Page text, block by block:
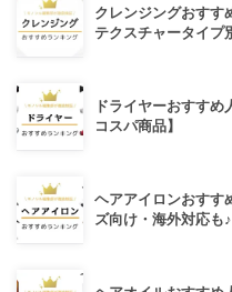
クレンジングおすす
テクスチャータイプ
ドライヤーおすすめ
コスパ商品】
ヘアアイロンおすす
ズ向け・海外対応も♪